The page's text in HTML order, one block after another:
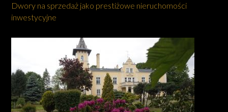
Dwory na sprzedaż jako prestiżowe nieruchomości
inwestycyjne